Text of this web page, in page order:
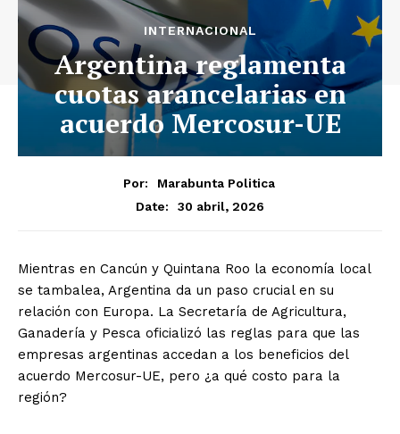
INTERNACIONAL
Argentina reglamenta
cuotas arancelarias en
acuerdo Mercosur-UE
Por:
Marabunta Politica
Date:
30 abril, 2026
Mientras en Cancún y Quintana Roo la economía local
se tambalea, Argentina da un paso crucial en su
relación con Europa. La Secretaría de Agricultura,
Ganadería y Pesca oficializó las reglas para que las
empresas argentinas accedan a los beneficios del
acuerdo Mercosur-UE, pero ¿a qué costo para la
región?